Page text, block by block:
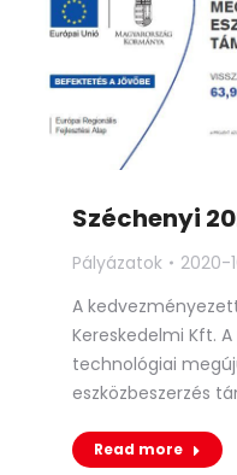
Széchenyi
Pályázatok
2020-
A
Kereskedelmi Kft.
technológiai
eszközbeszerzés
Read more